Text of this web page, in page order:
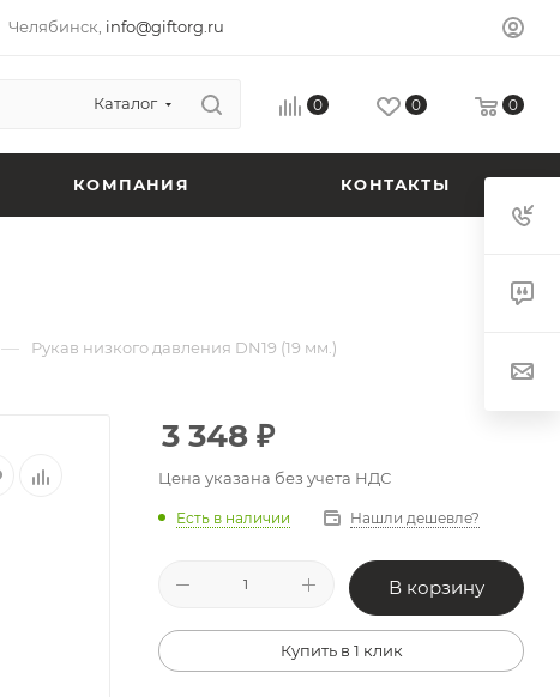
Челябинск, info@giftorg.ru
Каталог 0 0 0
КОМПАНИЯ КОНТАКТЫ
— Рукав низкого давления DN19 (19 мм.)
3 348 ₽
Цена указана без учета НДС
Есть в наличии Нашли дешевле?
В корзину
Купить в 1 клик